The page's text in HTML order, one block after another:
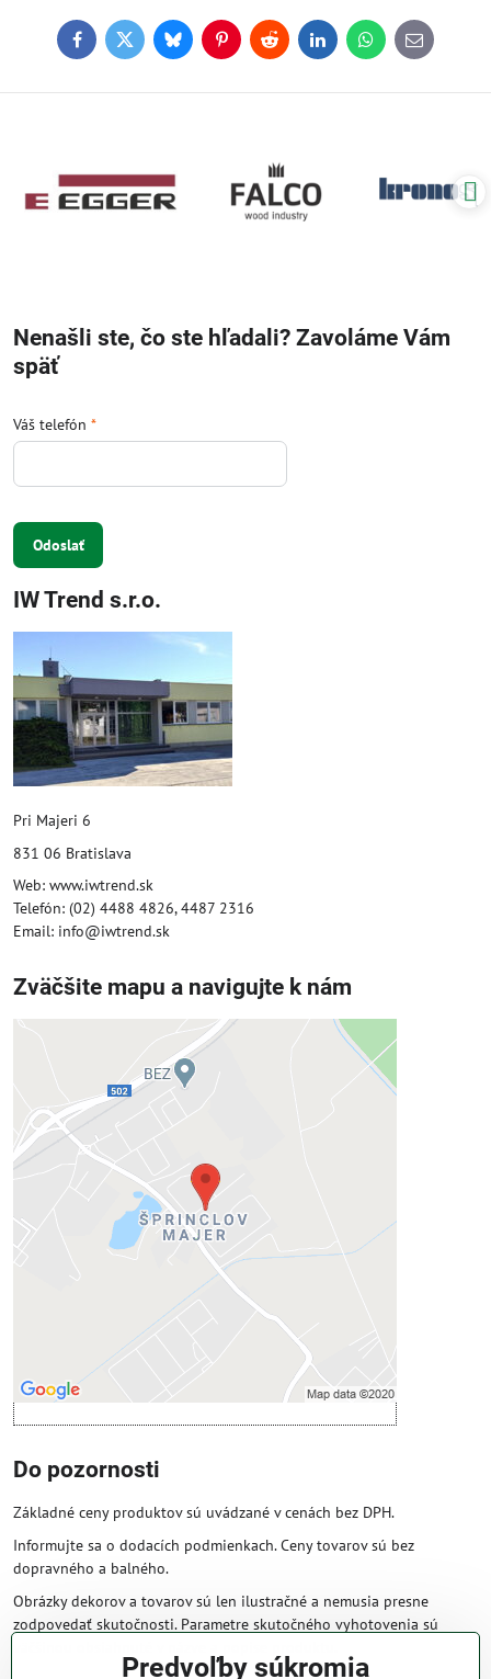
FacebookTwitterBlueskyPinterestReddit LinkedInWhatsApp
E-
mail
Nenašli ste, čo ste hľadali? Zavoláme Vám
späť
Váš telefón *
Odoslať
IW Trend s.r.o.
Pri Majeri 6
831 06 Bratislava
Web: www.iwtrend.sk
Telefón: (02) 4488 4826, 4487 2316
Email: info@iwtrend.sk
Zväčšite mapu a navigujte k nám
Externý obsah je blokovaný
Prajete si načítať externý obsah?
Povoliť tentokrát
Povoliť a zapamätať - súhlas s druhom
cookie: Funkčné
Otvoriť obsah v novom okne
Do pozornosti
Základné ceny produktov sú uvádzané v cenách bez DPH.
Informujte sa o dodacích podmienkach. Ceny tovarov sú bez
dopravného a balného.
Obrázky dekorov a tovarov sú len ilustračné a nemusia presne
zodpovedať skutočnosti. Parametre skutočného vyhotovenia sú
Predvoľby súkromia